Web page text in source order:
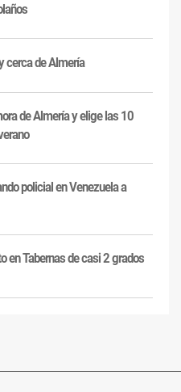
cerca de Almería
de Almería y elige las 10
policial en Venezuela a
en Tabernas de casi 2 grados